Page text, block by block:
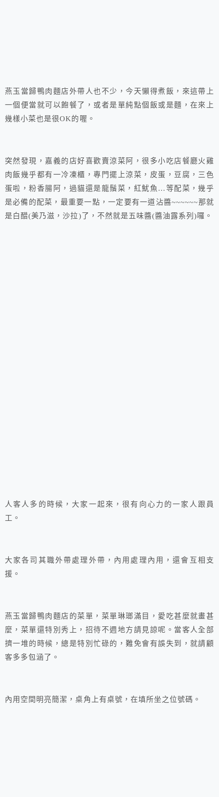
燕玉當歸鴨肉麵店外帶人也不少，今天懶得煮飯，來這帶上
一個便當就可以飽餐了，或者是單純點個飯或是麵，在來上
幾樣小菜也是很OK的喔。
突然發現，嘉義的店好喜歡賣涼菜阿，很多小吃店餐廳火雞
肉飯幾乎都有一冷凍櫃，專門擺上涼菜，皮蛋，豆腐，三色
蛋啦，粉香腸阿，過貓還是龍鬚菜，紅魷魚…等配菜，幾乎
是必備的配菜，最重要一點，一定要有一道沾醬~~~~~~那就
是白醋(美乃滋，沙拉)了，不然就是五味醬(醬油露系列)囉。
人客人多的時候，大家一起來，很有向心力的一家人跟員
工。
大家各司其職外帶處理外帶，內用處理內用，還會互相支
援。
燕玉當歸鴨肉麵店的菜單，菜單琳瑯滿目，愛吃甚麼就畫甚
麼，菜單還特別秀上，招待不週地方請見諒呢。當客人全部
擠一堆的時候，總是特別忙碌的，難免會有誤失到，就請顧
客多多包涵了。
內用空間明亮簡潔，桌角上有桌號，在填所坐之位號碼。